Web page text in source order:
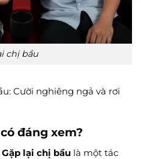
chị bầu
Cười nghiêng ngả và rơi
đáng xem?
Gặp lại chị bầu là một tác